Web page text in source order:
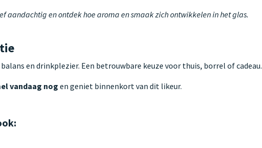
aandachtig en ontdek hoe aroma en smaak zich ontwikkelen in het glas.
en drinkplezier. Een betrouwbare keuze voor thuis, borrel of cadeau.
vandaag nog en geniet binnenkort van dit likeur.